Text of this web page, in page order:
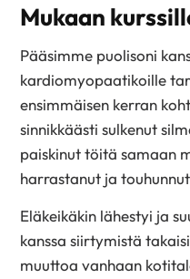
Mukaan
Pääsimme puolisoni
kardiomyopaatikoille
ensimmäisen kerran
sinnikkäästi sulkenut
paiskinut töitä samaan
harrastanut ja
Eläkeikäkin lähestyi ja
kanssa siirtymistä
muuttoa vanhaan